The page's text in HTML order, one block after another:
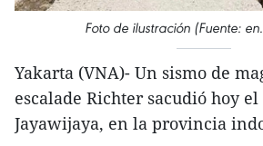
Foto de ilustración (Fuente:
Yakarta (VNA)- Un sismo de
escalade Richter sacudió hoy
Jayawijaya, en la provincia